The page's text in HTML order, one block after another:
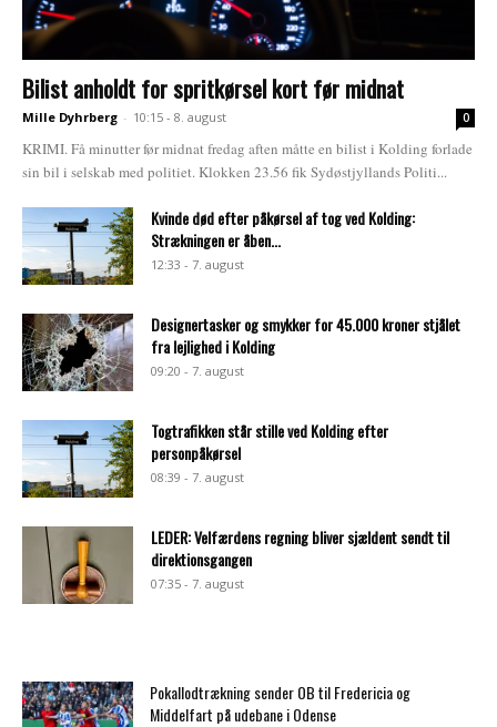
Bilist anholdt for spritkørsel kort før midnat
Mille Dyhrberg - 10:15 - 8. august 0
KRIMI. Få minutter før midnat fredag aften måtte en bilist i Kolding forlade
sin bil i selskab med politiet. Klokken 23.56 fik Sydøstjyllands Politi...
Kvinde død efter påkørsel af tog ved Kolding:
Strækningen er åben...
12:33 - 7. august
Designertasker og smykker for 45.000 kroner stjålet
fra lejlighed i Kolding
09:20 - 7. august
Togtrafikken står stille ved Kolding efter
personpåkørsel
08:39 - 7. august
LEDER: Velfærdens regning bliver sjældent sendt til
direktionsgangen
07:35 - 7. august
Pokallodtrækning sender OB til Fredericia og
Middelfart på udebane i Odense